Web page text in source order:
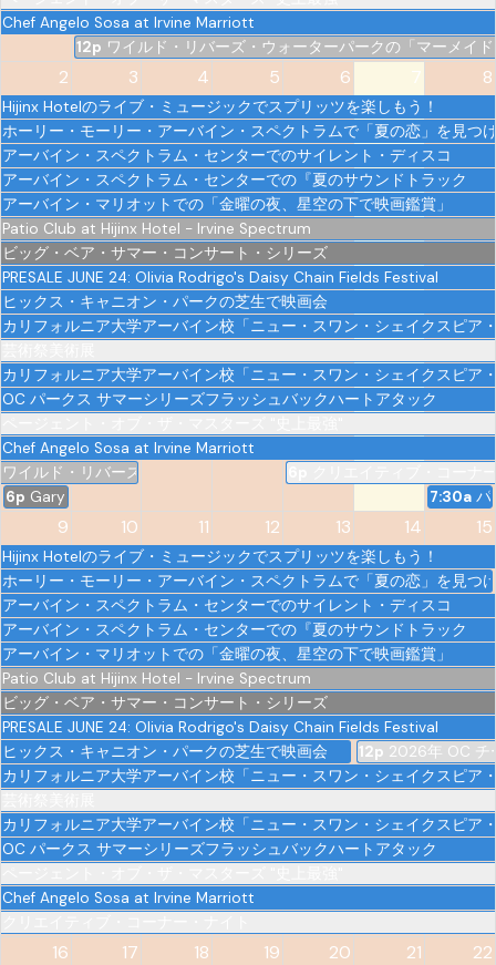
Chef Angelo Sosa at Irvine Marriott
12p ワイルド・リバーズ・ウォーターパークの「マーメイ
2 3 4 5 6 7 8
Hijinx Hotelのライブ・ミュージックでスプリッツを楽しもう！
ホーリー・モーリー・アーバイン・スペクトラムで「夏の恋」を見つ
アーバイン・スペクトラム・センターでのサイレント・ディスコ
アーバイン・スペクトラム・センターでの『夏のサウンドトラック
アーバイン・マリオットでの「金曜の夜、星空の下で映画鑑賞」
Patio Club at Hijinx Hotel - Irvine Spectrum
ビッグ・ベア・サマー・コンサート・シリーズ
PRESALE JUNE 24: Olivia Rodrigo's Daisy Chain Fields Festival
ヒックス・キャニオン・パークの芝生で映画会
カリフォルニア大学アーバイン校「ニュー・スワン・シェイクスピア
カリフォルニア大学アーバイン校「ニュー・スワン・シェイクスピ
OC パークス サマーシリーズフラッシュバックハートアタック
Chef Angelo Sosa at Irvine Marriott
ワイルド・リバーズ・ウォーターパークの「マーメイド・マンデー」
6p Gary Owen - Irvine 7:30a パ
9 10 11 12 13 14 15
Hijinx Hotelのライブ・ミュージックでスプリッツを楽しもう！
ホーリー・モーリー・アーバイン・スペクトラムで「夏の恋」を見つ
アーバイン・スペクトラム・センターでのサイレント・ディスコ
アーバイン・スペクトラム・センターでの『夏のサウンドトラック
アーバイン・マリオットでの「金曜の夜、星空の下で映画鑑賞」
Patio Club at Hijinx Hotel - Irvine Spectrum
ビッグ・ベア・サマー・コンサート・シリーズ
PRESALE JUNE 24: Olivia Rodrigo's Daisy Chain Fields Festival
ヒックス・キャニオン・パークの芝生で映画会
12p 2026年 OC チ
カリフォルニア大学アーバイン校「ニュー・スワン・シェイクスピア
カリフォルニア大学アーバイン校「ニュー・スワン・シェイクスピ
OC パークス サマーシリーズフラッシュバックハートアタック
Chef Angelo Sosa at Irvine Marriott
16 17 18 19 20 21 22